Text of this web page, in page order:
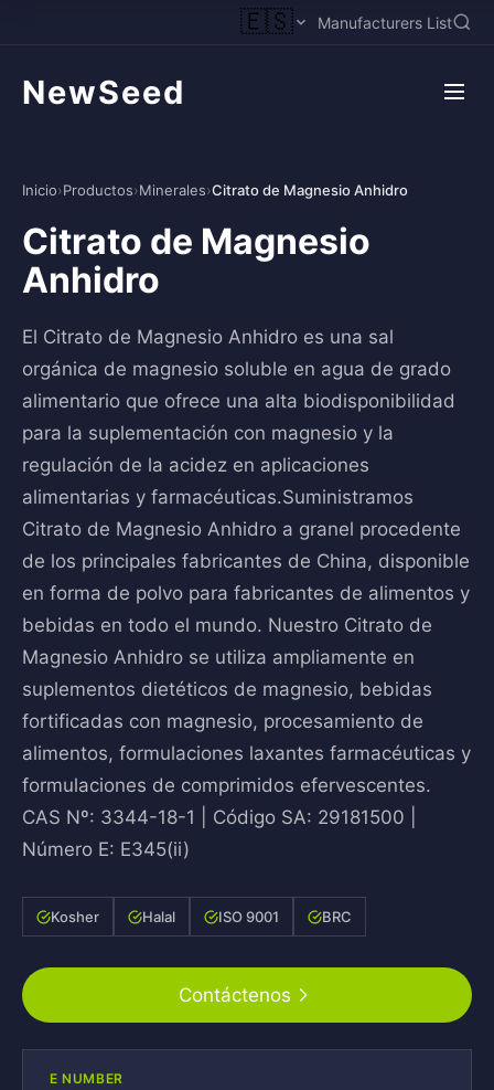
🇪🇸 Manufacturers List
NewSeed
Inicio›Productos›Minerales›Citrato de Magnesio Anhidro
Citrato de Magnesio
Anhidro
El Citrato de Magnesio Anhidro es una sal
orgánica de magnesio soluble en agua de grado
alimentario que ofrece una alta biodisponibilidad
para la suplementación con magnesio y la
regulación de la acidez en aplicaciones
alimentarias y farmacéuticas.Suministramos
Citrato de Magnesio Anhidro a granel procedente
de los principales fabricantes de China, disponible
en forma de polvo para fabricantes de alimentos y
bebidas en todo el mundo. Nuestro Citrato de
Magnesio Anhidro se utiliza ampliamente en
suplementos dietéticos de magnesio, bebidas
fortificadas con magnesio, procesamiento de
alimentos, formulaciones laxantes farmacéuticas y
formulaciones de comprimidos efervescentes.
CAS Nº: 3344-18-1 | Código SA: 29181500 |
Número E: E345(ii)
Kosher Halal ISO 9001 BRC
Contáctenos
E NUMBER